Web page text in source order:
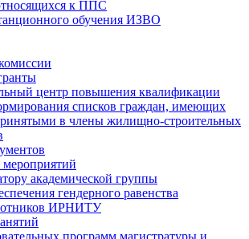
к ППС
обучения ИЗВО
центр повышения квалификации
списков граждан, имеющих
в члены жилищно-строительных
академической группы
гендерного равенства
ИРНИТУ
программ магистратуры и